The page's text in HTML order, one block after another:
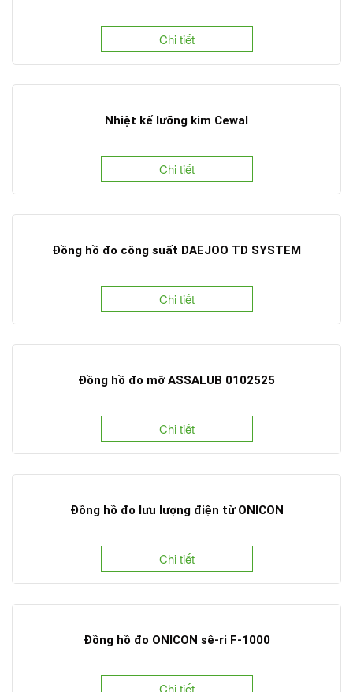
Chi tiết
Nhiệt kế lưỡng kim Cewal
Chi tiết
Đồng hồ đo công suất DAEJOO TD SYSTEM
Chi tiết
Đồng hồ đo mỡ ASSALUB 0102525
Chi tiết
Đồng hồ đo lưu lượng điện từ ONICON
Chi tiết
Đồng hồ đo ONICON sê-ri F-1000
Chi tiết